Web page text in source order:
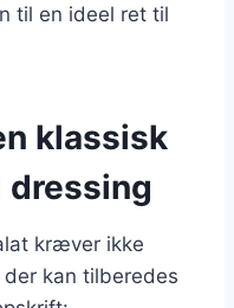
til en ideel ret til
klassisk
kræver ikke
kan tilberedes